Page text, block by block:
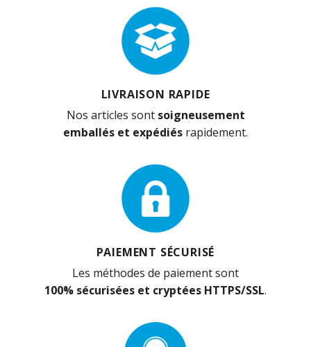
LIVRAISON RAPIDE
Nos articles sont soigneusement
emballés et expédiés rapidement.
PAIEMENT SÉCURISÉ
Les méthodes de paiement sont
100% sécurisées et cryptées HTTPS/SSL.